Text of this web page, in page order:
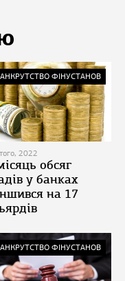
ФІНУСТАНОВ
2022
обсяг
у банках
на 17
ФІНУСТАНОВ